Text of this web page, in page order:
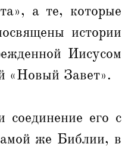
а те, которые
истории
Иисусом
«Новый Завет».
его с
же Библии, в